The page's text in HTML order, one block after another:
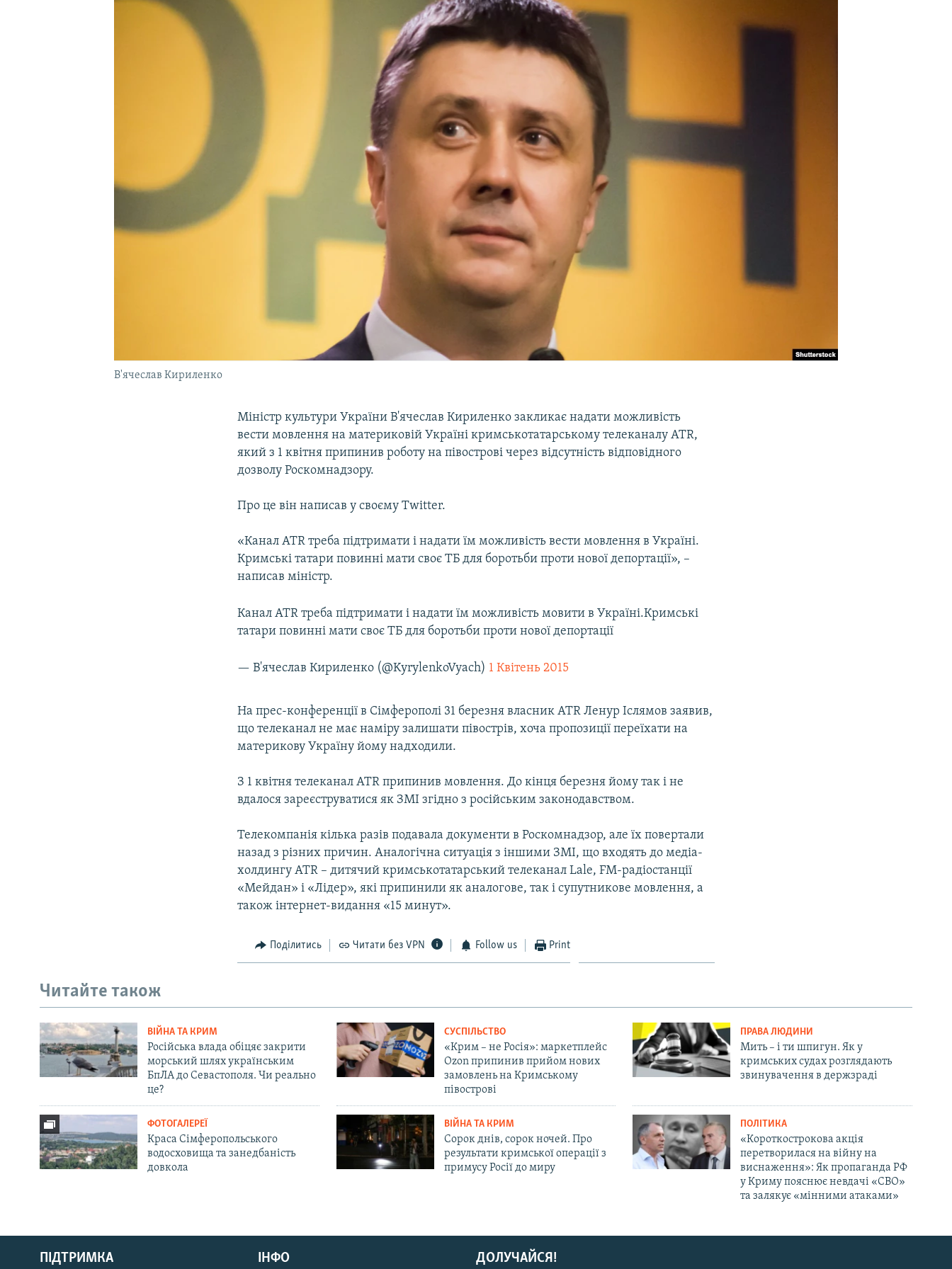
Русский
Qırımtatar
В'ячеслав Кириленко
Міністр культури України В'ячеслав Кириленко закликає надати можливість
вести мовлення на материковій Україні кримськотатарському телеканалу ATR,
який з 1 квітня припинив роботу на півострові через відсутність відповідного
дозволу Роскомнадзору.
Про це він написав у своєму Twitter.
«Канал ATR треба підтримати і надати їм можливість вести мовлення в Україні.
Кримські татари повинні мати своє ТБ для боротьби проти нової депортації», –
написав міністр.
Канал ATR треба підтримати і надати їм можливість мовити в Україні.Кримські
татари повинні мати своє ТБ для боротьби проти нової депортації
— В'ячеслав Кириленко (@KyrylenkoVyach) 1 Квітень 2015
На прес-конференції в Сімферополі 31 березня власник ATR Ленур Іслямов заявив,
що телеканал не має наміру залишати півострів, хоча пропозиції переїхати на
материкову Україну йому надходили.
З 1 квітня телеканал ATR припинив мовлення. До кінця березня йому так і не
вдалося зареєструватися як ЗМІ згідно з російським законодавством.
Телекомпанія кілька разів подавала документи в Роскомнадзор, але їх повертали
назад з різних причин. Аналогічна ситуація з іншими ЗМІ, що входять до медіа-
холдингу ATR – дитячий кримськотатарський телеканал Lale, FM-радіостанції
«Мейдан» і «Лідер», які припинили як аналогове, так і супутникове мовлення, а
також інтернет-видання «15 минут».
Поділитись Читати без VPN Follow us Print
Читайте також
ВІЙНА ТА КРИМ
Російська влада обіцяє закрити
морський шлях українським
БпЛА до Севастополя. Чи реально
це?
СУСПІЛЬСТВО
«Крим – не Росія»: маркетплейс
Ozon припинив прийом нових
замовлень на Кримському
півострові
ПРАВА ЛЮДИНИ
Мить – і ти шпигун. Як у
кримських судах розглядають
звинувачення в держзраді
ФОТОГАЛЕРЕЇ
Краса Сімферопольського
водосховища та занедбаність
довкола
ВІЙНА ТА КРИМ
Сорок днів, сорок ночей. Про
результати кримської операції з
примусу Росії до миру
ПОЛІТИКА
«Короткострокова акція
перетворилася на війну на
виснаження»: Як пропаганда РФ
у Криму пояснює невдачі «СВО»
та залякує «мінними атаками»
ДОЛУЧАЙСЯ!
ПІДТРИМКА ІНФО